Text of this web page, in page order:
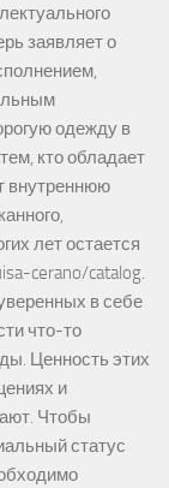
заявляет о
одежду в
кто обладает
внутреннюю
лет остается
cerano/catalog.
в себе
что-то
Ценность этих
и
Чтобы
статус